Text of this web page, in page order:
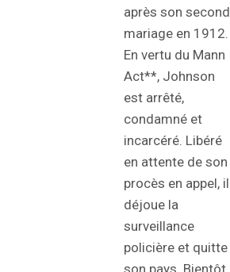
après son second
mariage en 1912.
En vertu du Mann
Act**, Johnson
est arrêté,
condamné et
incarcéré. Libéré
en attente de son
procès en appel, il
déjoue la
surveillance
policière et quitte
son pays. Bientôt,